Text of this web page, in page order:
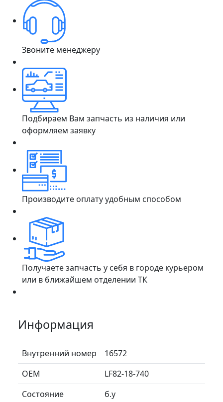
Звоните менеджеру
Подбираем Вам запчасть из наличия или
оформляем заявку
Производите оплату удобным способом
Получаете запчасть у себя в городе курьером
или в ближайшем отделении ТК
Информация
Внутренний номер
16572
ОЕМ
LF82-18-740
Состояние
б.у